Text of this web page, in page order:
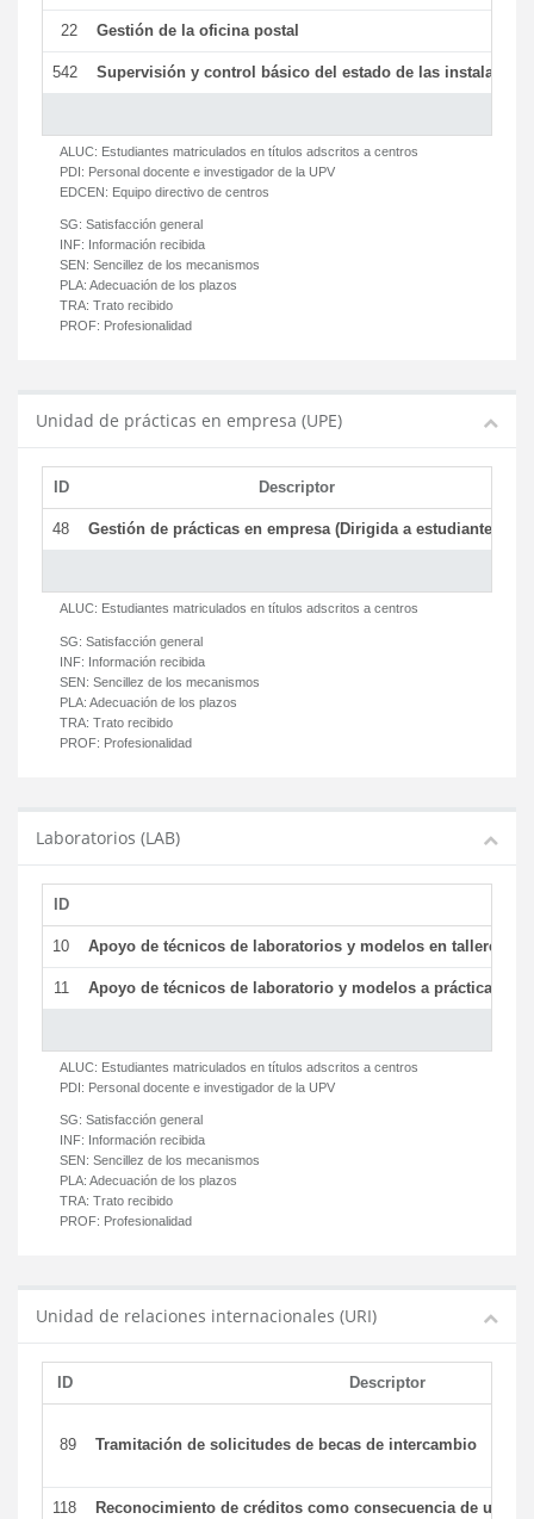
22 Gestión de la oficina postal
542 Supervisión y control básico del estado de las
ALUC: Estudiantes matriculados en títulos adscritos a centros
PDI: Personal docente e investigador de la UPV
EDCEN: Equipo directivo de centros
SG: Satisfacción general
INF: Información recibida
SEN: Sencillez de los mecanismos
PLA: Adecuación de los plazos
TRA: Trato recibido
PROF: Profesionalidad
Unidad de prácticas en empresa (UPE)
ID Descriptor
48 Gestión de prácticas en empresa (Dirigida a estudiantes)
ALUC: Estudiantes matriculados en títulos adscritos a centros
SG: Satisfacción general
INF: Información recibida
SEN: Sencillez de los mecanismos
PLA: Adecuación de los plazos
TRA: Trato recibido
PROF: Profesionalidad
Laboratorios (LAB)
ID
10 Apoyo de técnicos de laboratorios y modelos en talleres/
11 Apoyo de técnicos de laboratorio y modelos a prácticas y
ALUC: Estudiantes matriculados en títulos adscritos a centros
PDI: Personal docente e investigador de la UPV
SG: Satisfacción general
INF: Información recibida
SEN: Sencillez de los mecanismos
PLA: Adecuación de los plazos
TRA: Trato recibido
PROF: Profesionalidad
Unidad de relaciones internacionales (URI)
ID Descriptor
89 Tramitación de solicitudes de becas de intercambio
118 Reconocimiento de créditos como consecuencia de un